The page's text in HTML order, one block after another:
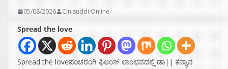
05/08/2026 Cinisuddi Online
Spread the love
Spread the loveಪಂಚರಂಗಿ ಫಿಲಂಸ್ ಲಾಂಛನದಲ್ಲಿ ಡಾ|| ಕನ್ಯಾನ